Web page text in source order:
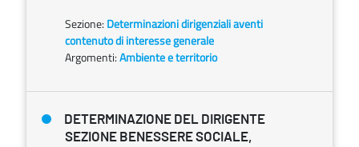
Sezione: Determinazioni dirigenziali aventi
contenuto di interesse generale
Argomenti:Ambiente e territorio
DETERMINAZIONE DEL DIRIGENTE
SEZIONE BENESSERE SOCIALE,